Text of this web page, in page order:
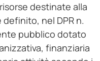
destinate alla
nel DPR n.
pubblico dotato
finanziaria